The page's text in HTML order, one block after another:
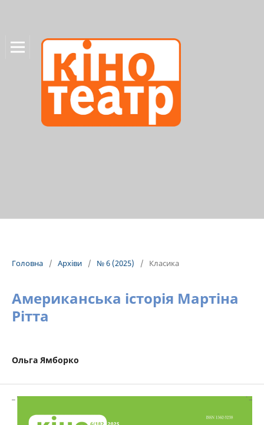
Головна / Архіви / № 6 (2025) / Класика
Американська історія Мартіна
Рітта
Ольга Ямборко